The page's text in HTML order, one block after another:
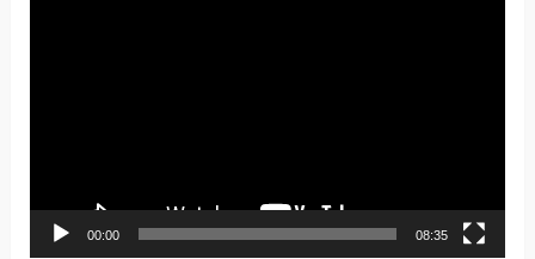
00:00 08:35